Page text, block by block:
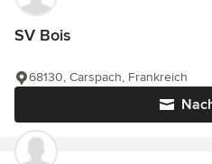
SV Bois
68130, Carspach, Frankreich